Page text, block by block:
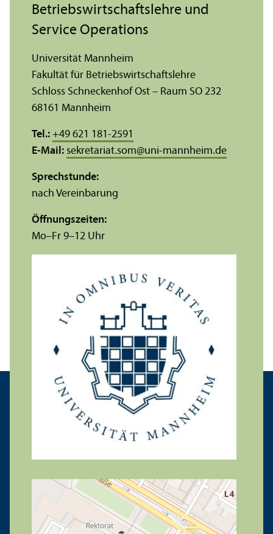
Betriebs­wirtschafts­lehre und
Service Operations
Universität Mannheim
Fakultät für Betriebs­wirtschafts­lehre
Schloss Schneckenhof Ost – Raum SO 232
68161 Mannheim
Tel.: +49 621 181-2591
E-Mail: sekretariat.som@uni-mannheim.de
Sprechstunde:
nach Vereinbarung
Öffnungs­zeiten:
Mo–Fr 9–12 Uhr